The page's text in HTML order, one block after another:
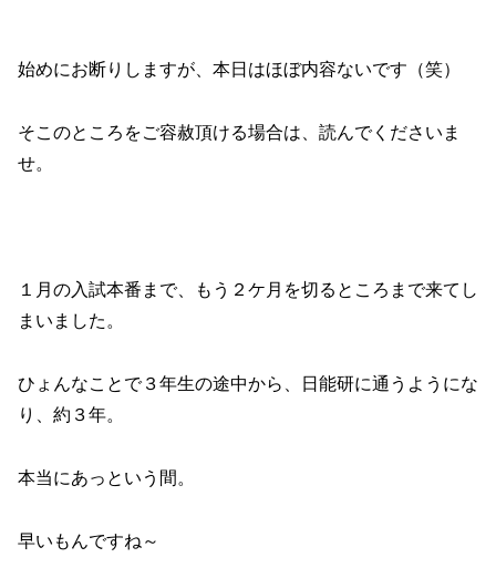
始めにお断りしますが、本日はほぼ内容ないです（笑）
そこのところをご容赦頂ける場合は、読んでくださいま
せ。
１月の入試本番まで、もう２ケ月を切るところまで来てし
まいました。
ひょんなことで３年生の途中から、日能研に通うようにな
り、約３年。
本当にあっという間。
早いもんですね～